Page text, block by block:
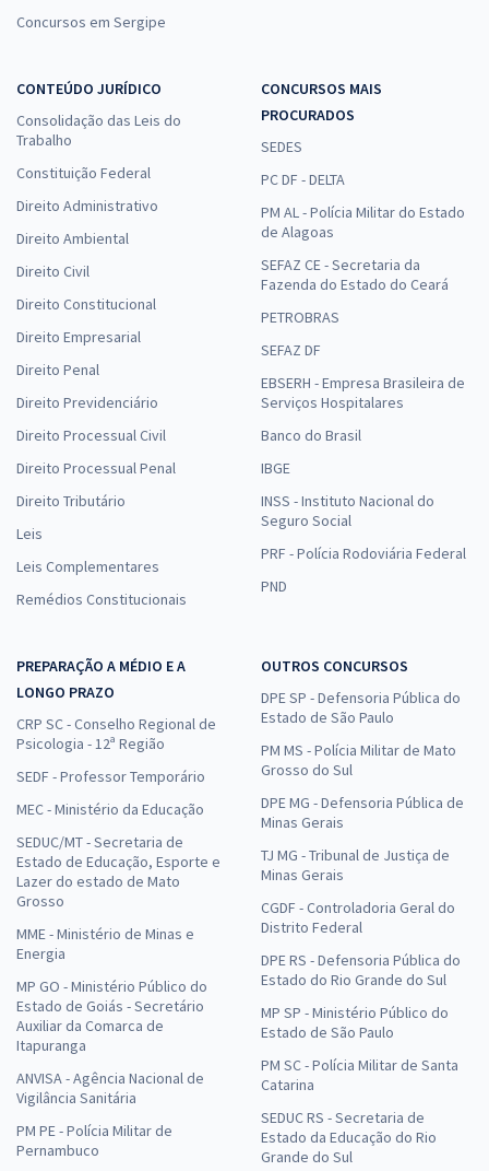
Concursos em Sergipe
CONTEÚDO JURÍDICO
Consolidação das Leis do
Trabalho
Constituição Federal
Direito Administrativo
Direito Ambiental
Direito Civil
Direito Constitucional
Direito Empresarial
Direito Penal
Direito Previdenciário
Direito Processual Civil
Direito Processual Penal
Direito Tributário
Leis
Leis Complementares
Remédios Constitucionais
CONCURSOS MAIS
PROCURADOS
SEDES
PC DF - DELTA
PM AL - Polícia Militar do Estado
de Alagoas
SEFAZ CE - Secretaria da
Fazenda do Estado do Ceará
PETROBRAS
SEFAZ DF
EBSERH - Empresa Brasileira de
Serviços Hospitalares
Banco do Brasil
IBGE
INSS - Instituto Nacional do
Seguro Social
PRF - Polícia Rodoviária Federal
PND
PREPARAÇÃO A MÉDIO E A
LONGO PRAZO
CRP SC - Conselho Regional de
Psicologia - 12ª Região
SEDF - Professor Temporário
MEC - Ministério da Educação
SEDUC/MT - Secretaria de
Estado de Educação, Esporte e
Lazer do estado de Mato
Grosso
MME - Ministério de Minas e
Energia
MP GO - Ministério Público do
Estado de Goiás - Secretário
Auxiliar da Comarca de
Itapuranga
ANVISA - Agência Nacional de
Vigilância Sanitária
PM PE - Polícia Militar de
Pernambuco
OUTROS CONCURSOS
DPE SP - Defensoria Pública do
Estado de São Paulo
PM MS - Polícia Militar de Mato
Grosso do Sul
DPE MG - Defensoria Pública de
Minas Gerais
TJ MG - Tribunal de Justiça de
Minas Gerais
CGDF - Controladoria Geral do
Distrito Federal
DPE RS - Defensoria Pública do
Estado do Rio Grande do Sul
MP SP - Ministério Público do
Estado de São Paulo
PM SC - Polícia Militar de Santa
Catarina
SEDUC RS - Secretaria de
Estado da Educação do Rio
Grande do Sul